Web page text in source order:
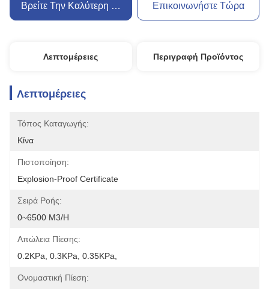
Βρείτε Την Καλύτερη Τιμή Επικοινωνήστε Τώρα
Λεπτομέρειες Περιγραφή Προϊόντος
Λεπτομέρειες
Τόπος Καταγωγής:
Κίνα
Πιστοποίηση:
Explosion-Proof Certificate
Σειρά Ροής:
0~6500 M3/h
Απώλεια Πίεσης:
0.2KPa, 0.3KPa, 0.35KPa,
Ονομαστική Πίεση: